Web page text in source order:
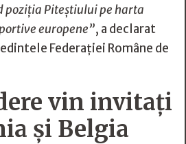
poziția Piteștiului pe harta
europene”, a declarat
Federației Române de
vin invitați
și Belgia